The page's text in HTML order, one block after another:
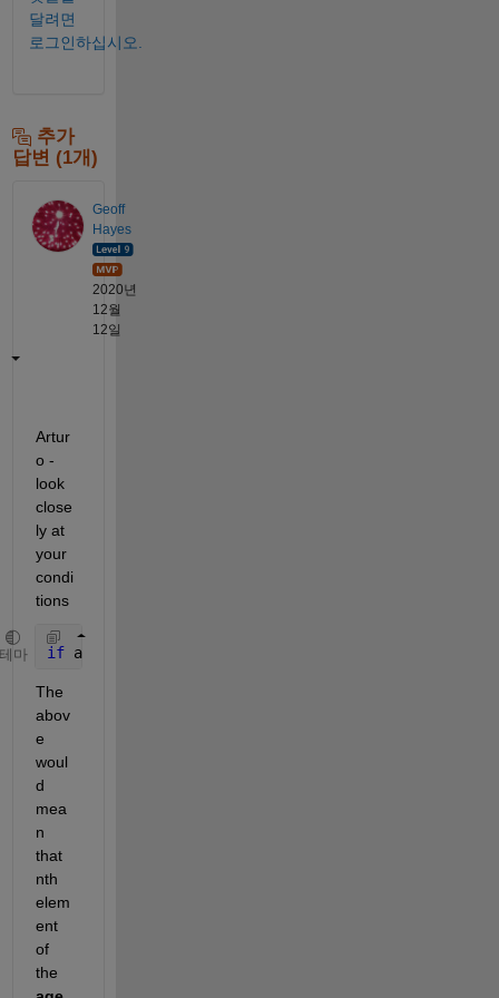
달려면
로그인하십시오.
추가
답변 (1개)
Geoff
Hayes
2020년
12월
12일
Artur
o -
look
close
ly at
your
condi
tions
테마 if age(n)==10 & age(n)<=29
The
abov
e
woul
d
mea
n
that
nth
elem
ent
of